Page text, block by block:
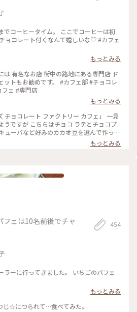
でコーヒータイム。 ここでコーヒーは初
ョコレート付くなんて嬉しいな♡ #カフェ
もっとみる
は 有名なお店 街中の路地にある専門店 ド
ットもお勧めです。 #カフェ部 #チョコレ
ート #スイーツ #カフェ #専門店
もっとみる
チョコレート ファクトリー カフェ」 一見
うですが こちらはチョコ ラテとチョコプ
ューバなど好みのカカオ豆を選んで作って
コドリンク❤️ カカオってすごい！ 一口飲
‼︎ バレンタインにもおすすめのチョコレー
もっとみる
フェは10名前後でチャ
454
ラーに行ってきました。 いちごのパフェ
もっとみる
パーラー ひつじ☆につられて…食べてみた。